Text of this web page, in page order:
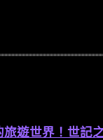
旅遊世界！世記